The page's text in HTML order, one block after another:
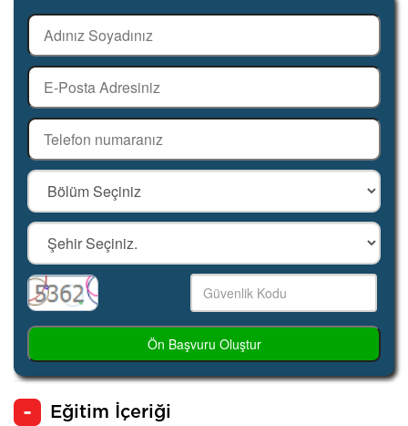
Ön Başvuru Oluştur
Eğitim İçeriği